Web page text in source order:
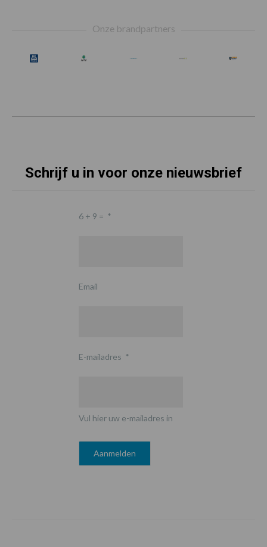
Onze brandpartners
Schrijf u in voor onze nieuwsbrief
6 + 9 = *
Email
E-mailadres *
Vul hier uw e-mailadres in